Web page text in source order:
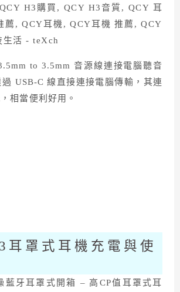
to 3.5mm 音源線連接電腦聽音
USB-C 線直接連接電腦傳輸，其連
相當便利好用。
耳罩式耳機充電與使